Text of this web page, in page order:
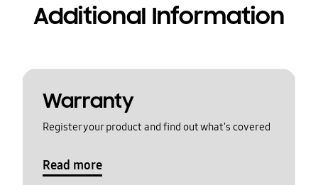
Additional Information
Warranty
Register your product and find out what's covered
Read more